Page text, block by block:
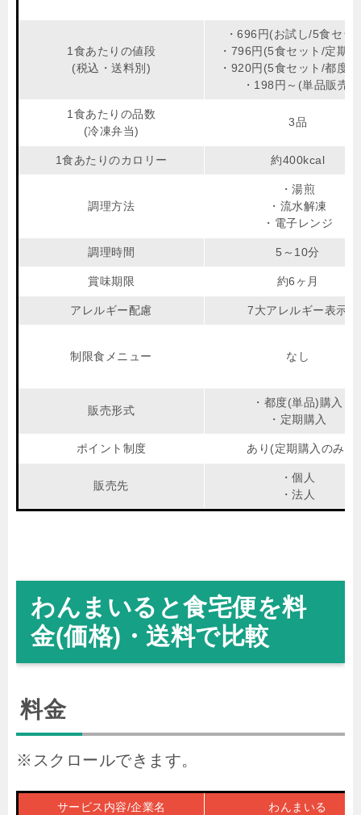
1食あたりの値段
(税込・送料別)
・696円(お試し/5食セッ
・796円(5食セット/定期
・920円(5食セット/都度
・198円～(単品販売)
1食あたりの品数
(冷凍弁当)
3品
1食あたりのカロリー 約400kcal
調理方法
・湯煎
・流水解凍
・電子レンジ
調理時間 5～10分
賞味期限 約6ヶ月
アレルギー配慮 7大アレルギー表示
制限食メニュー なし
販売形式
・都度(単品)購入
・定期購入
ポイント制度 あり(定期購入のみ)
販売先
・個人
・法人
わんまいると食宅便を料
金(価格)・送料で比較
料金
サービス内容/企業名 わんまいる